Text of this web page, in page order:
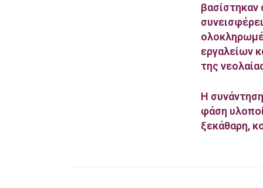
βασίστηκαν
εργαλείων
της
Η
φάση
ξεκάθαρη,